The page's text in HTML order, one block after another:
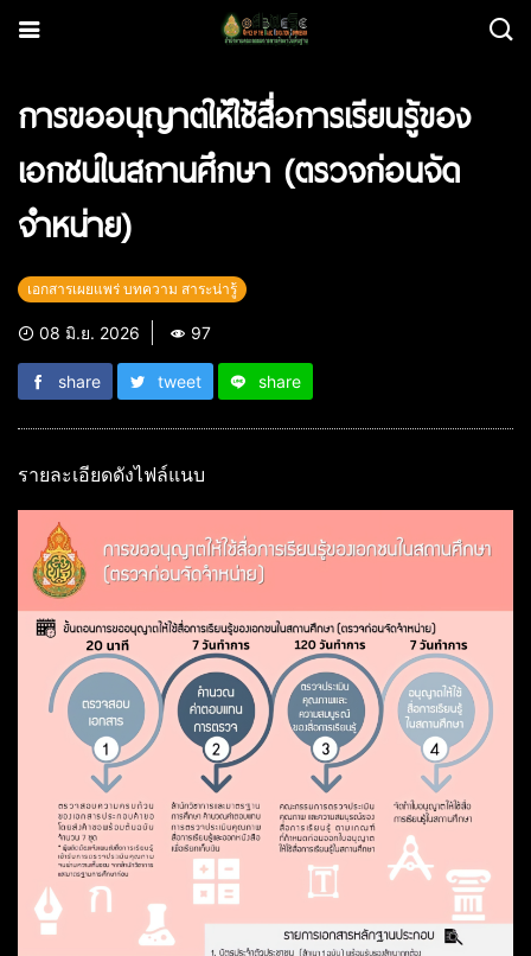
การขออนุญาตให้ใช้สื่อการเรียนรู้ของ
เอกชนในสถานศึกษา (ตรวจก่อนจัด
จำหน่าย)
เอกสารเผยแพร่ บทความ สาระน่ารู้
08 มิ.ย. 2026 97
share tweet share
รายละเอียดดังไฟล์แนบ